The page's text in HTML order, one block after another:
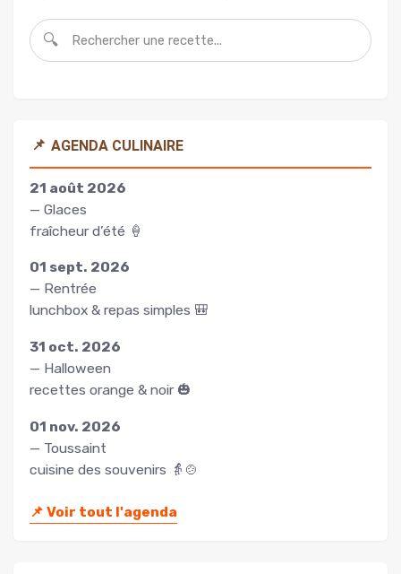
🔍
📌 AGENDA CULINAIRE
21 août 2026
— Glaces
fraîcheur d’été 🍦
01 sept. 2026
— Rentrée
lunchbox & repas simples 🎒
31 oct. 2026
— Halloween
recettes orange & noir 🎃
01 nov. 2026
— Toussaint
cuisine des souvenirs 👵🍲
📌 Voir tout l'agenda